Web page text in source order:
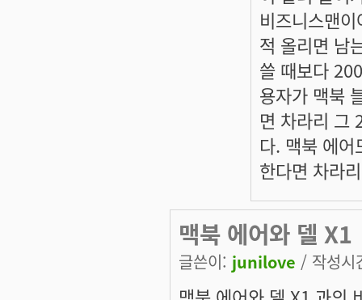
비즈니스맨
적 올리면 남
쓸 때보다
용자가 맥북
면 차라리 그
다. 맥북 에
한다면 차라
맥북 에어와 델 X1
글쓴이: junilove / 작성